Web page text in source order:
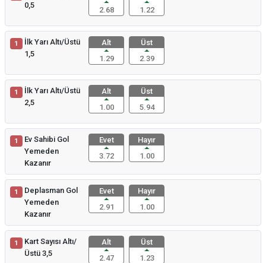
0,5
2.68
1.22
1
İlk Yarı Altı/Üstü
1,5
Alt
1.29
Üst
2.39
1
İlk Yarı Altı/Üstü
2,5
Alt
1.00
Üst
5.94
1
Ev Sahibi Gol
Yemeden
Kazanır
Evet
3.72
Hayır
1.00
1
Deplasman Gol
Yemeden
Kazanır
Evet
2.91
Hayır
1.00
1
Kart Sayısı Altı/
Üstü 3,5
Alt
2.47
Üst
1.23